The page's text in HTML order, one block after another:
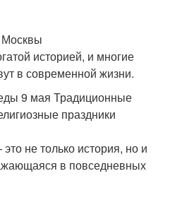
Москвы
историей, и многие
в современной жизни.
9 мая Традиционные
праздники
не только история, но и
в повседневных